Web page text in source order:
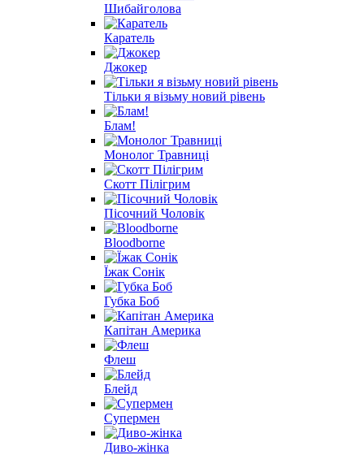
Шибайголова
Каратель
Джокер
Тільки я візьму новий рівень
Блам!
Монолог Травниці
Скотт Пілігрим
Пісочний Чоловік
Bloodborne
Їжак Сонік
Губка Боб
Капітан Америка
Флеш
Блейд
Супермен
Диво-жінка